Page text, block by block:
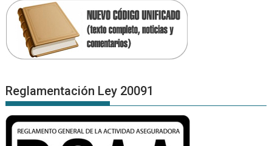
Reglamentación Ley 20091